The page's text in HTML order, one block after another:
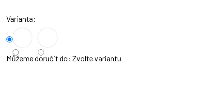
Varianta
Můžeme doručit do: Zvolte variantu